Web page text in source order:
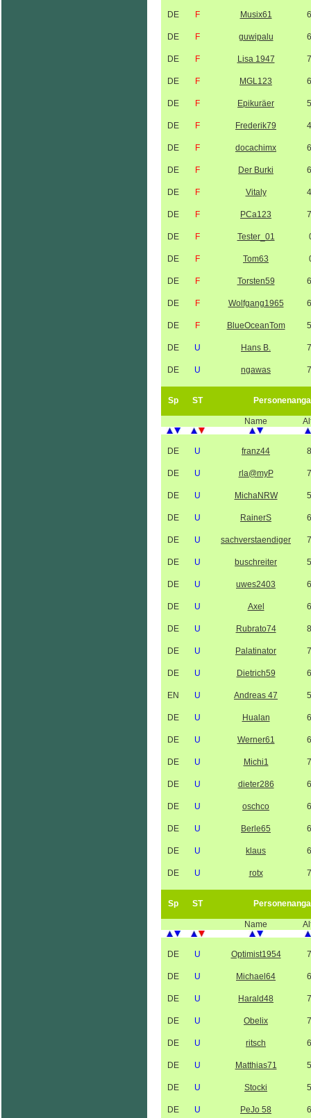
DE F Musix61
DE F guwipalu
DE F Lisa 1947
DE F MGL123
DE F Epikuräer
DE F Frederik79
DE F docachimx
DE F Der Burki
DE F Vitaly
DE F PCa123
DE F Tester_01
DE F Tom63
DE F Torsten59
DE F Wolfgang1965
DE F BlueOceanTom
DE U Hans B.
DE U ngawas
Sp ST
Name
DE U franz44
DE U rla@myP
DE U MichaNRW
DE U RainerS
DE U sachverstaendiger
DE U buschreiter
DE U uwes2403
DE U Axel
DE U Rubrato74
DE U Palatinator
DE U Dietrich59
EN U Andreas 47
DE U Hualan
DE U Werner61
DE U Michi1
DE U dieter286
DE U oschco
DE U Berle65
DE U klaus
DE U rotx
Sp ST
Name
DE U Optimist1954
DE U Michael64
DE U Harald48
DE U Obelix
DE U ritsch
DE U Matthias71
DE U Stocki
DE U PeJo 58